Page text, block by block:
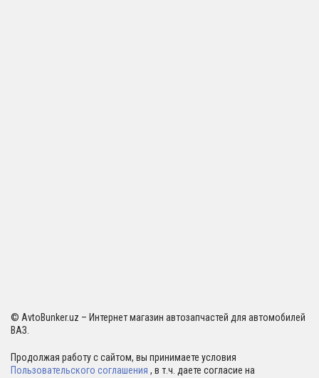
© AvtoBunker.uz – Интернет магазин автозапчастей для автомобилей
ВАЗ.
Продолжая работу с сайтом, вы принимаете условия
Пользовательского соглашения , в т.ч. даете согласие на